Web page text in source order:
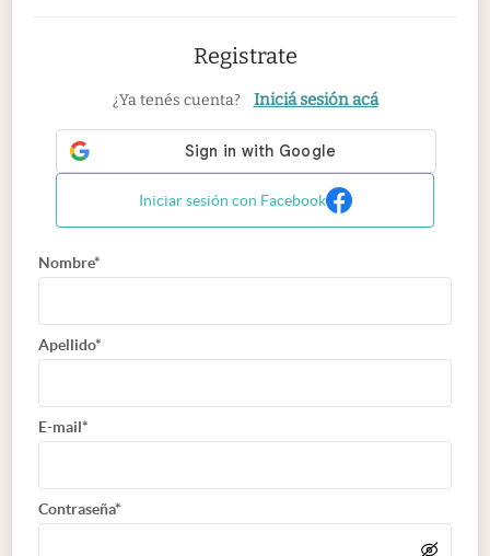
Registrate
¿Ya tenés cuenta? Iniciá sesión acá
Iniciar sesión con Facebook
Nombre*
Apellido*
E-mail*
Contraseña*